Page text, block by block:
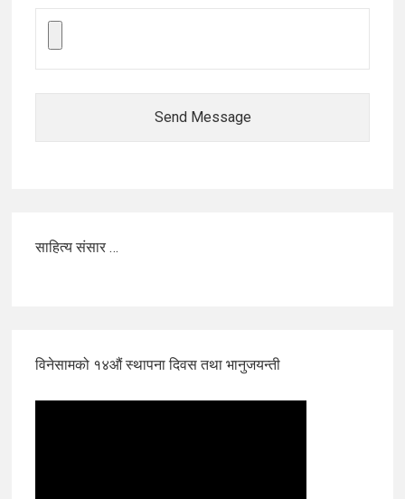
Send Message
साहित्य संसार …
विनेसामको १४औं स्थापना दिवस तथा भानुजयन्ती